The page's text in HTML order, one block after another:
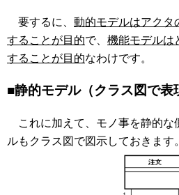
要するに、 動的モデルはアクタ
することが目的で、 機能モデルは
することが目的なわけです。
■静的モデル（クラス図で表
これに加えて、モノ事を静的な
ルもクラス図で図示しておきます。